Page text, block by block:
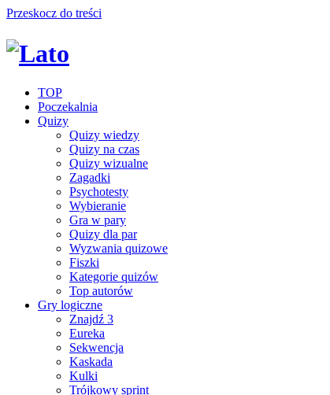
Przeskocz do treści
TOP
Poczekalnia
Quizy
Quizy wiedzy
Quizy na czas
Quizy wizualne
Zagadki
Psychotesty
Wybieranie
Gra w pary
Quizy dla par
Wyzwania quizowe
Fiszki
Kategorie quizów
Top autorów
Gry logiczne
Znajdź 3
Eureka
Sekwencja
Kaskada
Kulki
Trójkowy sprint